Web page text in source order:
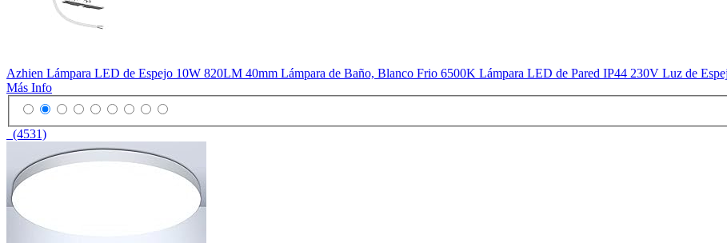
Azhien Lámpara LED de Espejo 10W 820LM 40mm Lámpara de Baño, Blanco Frio 6500K Lámpara LED de Pared IP44 230V Luz de
Más Info
(4531)